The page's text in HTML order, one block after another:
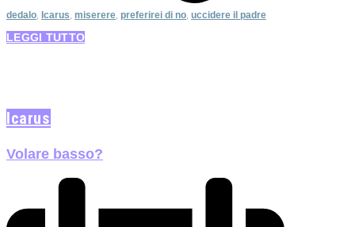
dedalo Icarus miserere preferirei di no uccidere il padre
LEGGI TUTTO
Icarus
Volare basso?